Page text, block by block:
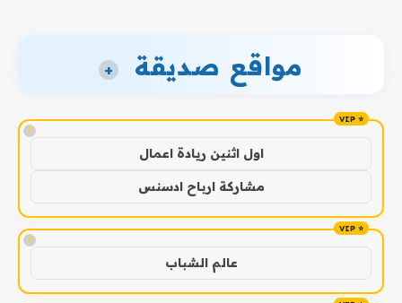
مواقع صديقة +
!
اول اثنين ريادة اعمال
مشاركة ارباح ادسنس
!
عالم الشباب